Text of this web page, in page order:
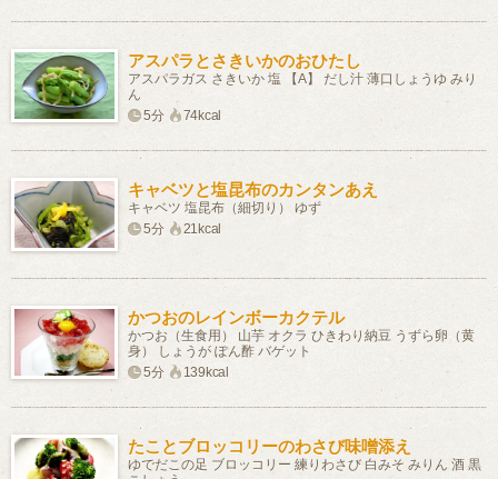
アスパラとさきいかのおひたし
アスパラガス さきいか 塩 【A】 だし汁 薄口しょうゆ みり
ん
5分
74kcal
キャベツと塩昆布のカンタンあえ
キャベツ 塩昆布（細切り） ゆず
5分
21kcal
かつおのレインボーカクテル
かつお（生食用） 山芋 オクラ ひきわり納豆 うずら卵（黄
身） しょうが ぽん酢 バゲット
5分
139kcal
たことブロッコリーのわさび味噌添え
ゆでだこの足 ブロッコリー 練りわさび 白みそ みりん 酒 黒